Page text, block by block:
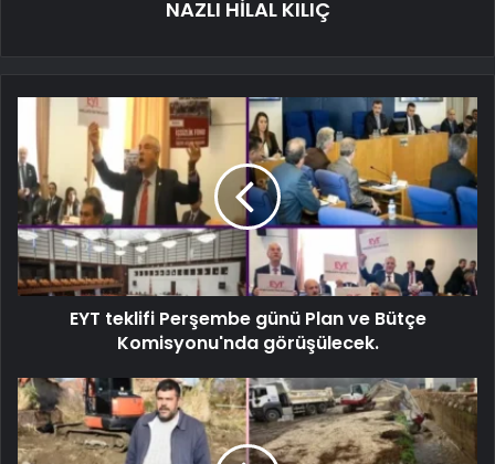
NAZLI HİLAL KILIÇ
EYT teklifi Perşembe günü Plan ve Bütçe
Komisyonu'nda görüşülecek.